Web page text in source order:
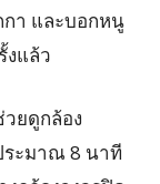
กา และบอกหนู
งแล้ว
ยดูกล้อง
ระมาณ 8 นาที